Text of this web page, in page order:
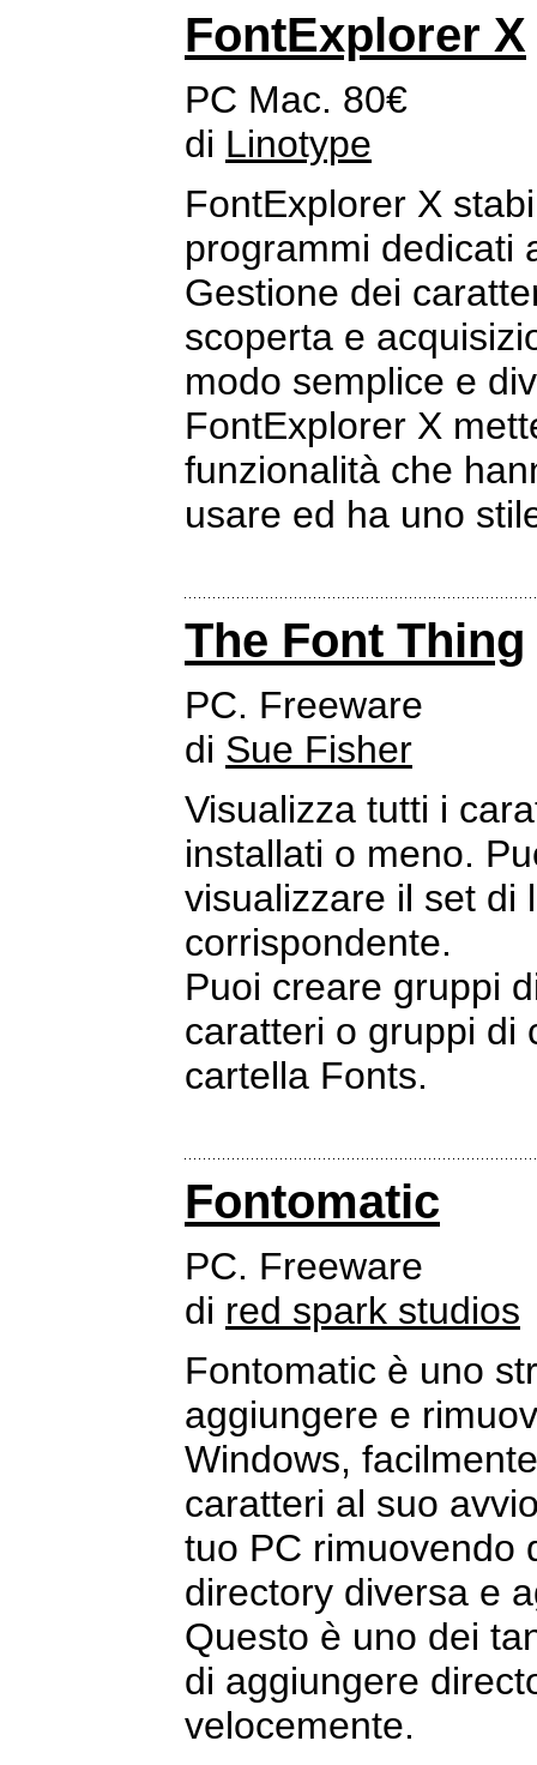
FontExplorer X
PC Mac. 80€
di Linotype
FontExplorer X
programmi dedicati
Gestione dei
scoperta e
modo semplice e
FontExplorer X
funzionalità che
usare ed ha uno
The Font Thing
PC. Freeware
di Sue Fisher
Visualizza tutti i
installati o meno.
visualizzare il set di
corrispondente.
Puoi creare gruppi
caratteri o gruppi di
cartella Fonts.
Fontomatic
PC. Freeware
di red spark studios
Fontomatic è uno
aggiungere e
Windows,
caratteri al suo
tuo PC rimuovendo
directory diversa e
Questo è uno dei
di aggiungere
velocemente.